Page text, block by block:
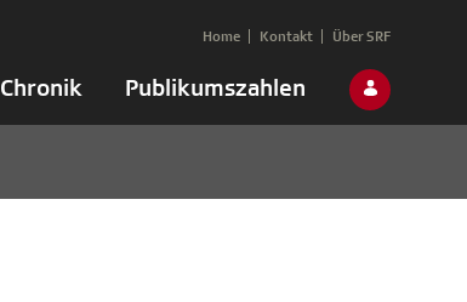
Chronik Publikumszahlen
Home Kontakt Über SRF